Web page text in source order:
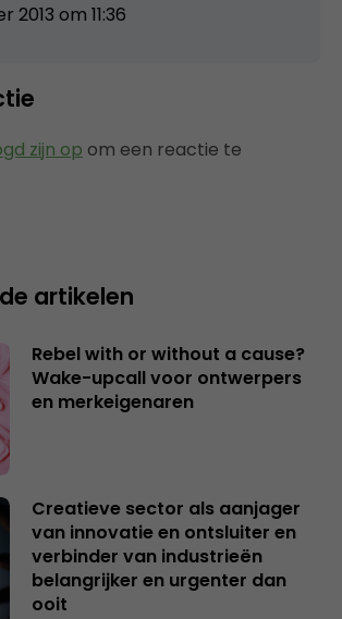
2013 om 11:36
zijn op om een reactie te
artikelen
Rebel with or without a cause?
Wake-upcall voor ontwerpers
en merkeigenaren
Creatieve sector als aanjager
van innovatie en ontsluiter en
verbinder van industrieën
belangrijker en urgenter dan
ooit